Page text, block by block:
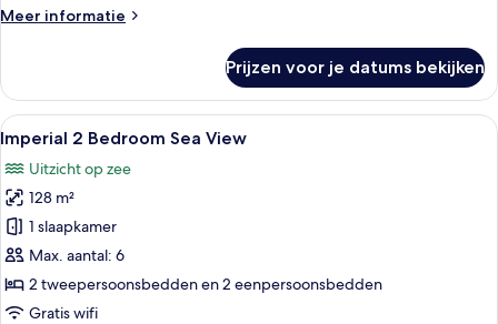
Meer informatie
Meer
kamer
Prijzen voor je datums bekijken
Alle
foto's
voor
Imperial
2
Bedroom
Sea
View
Een hotelkamer met balkon, een
5
Imperial 2 Bedroom Sea View
Uitzicht op zee
128 m²
1 slaapkamer
Max. aantal: 6
2 tweepersoonsbedden en 2 eenpersoonsbedden
Gratis wifi